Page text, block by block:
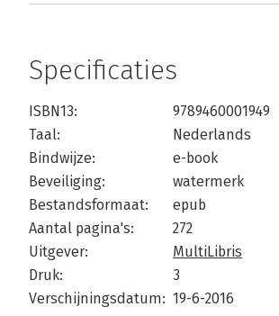
Specificaties
ISBN13:
9789460001949
Taal:
Nederlands
Bindwijze:
e-book
Beveiliging:
watermerk
Bestandsformaat:
epub
Aantal pagina's:
272
Uitgever:
MultiLibris
Druk:
3
Verschijningsdatum: 19-6-2016